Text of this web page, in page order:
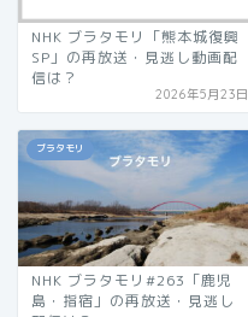
NHK ブラタモリ「熊本城復興
SP」の再放送・見逃し動画配
信は？
2026年5月23日
ブラタモリ
NHK ブラタモリ#263「鹿児
島・指宿」の再放送・見逃し